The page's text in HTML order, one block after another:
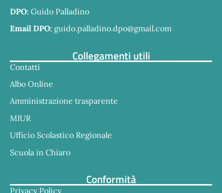
DPO: Guido Palladino
Email DPO: guido.palladino.dpo@gmail.com
Collegamenti utili
Contatti
Albo Online
Amministrazione trasparente
MIUR
Ufficio Scolastico Regionale
Scuola in Chiaro
Conformità
Privacy Policy